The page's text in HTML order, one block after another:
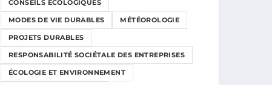
CONSEILS ÉCOLOGIQUES
MODES DE VIE DURABLES MÉTÉOROLOGIE
PROJETS DURABLES
RESPONSABILITÉ SOCIÉTALE DES ENTREPRISES
ÉCOLOGIE ET ENVIRONNEMENT